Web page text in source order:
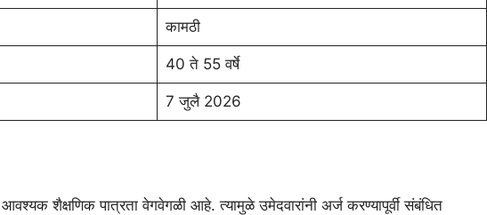
कामठी
40 ते 55 वर्षे
7 जुलै 2026
शैक्षणिक पात्रता वेगवेगळी आहे. त्यामुळे उमेदवारांनी अर्ज करण्यापूर्वी संबंधित